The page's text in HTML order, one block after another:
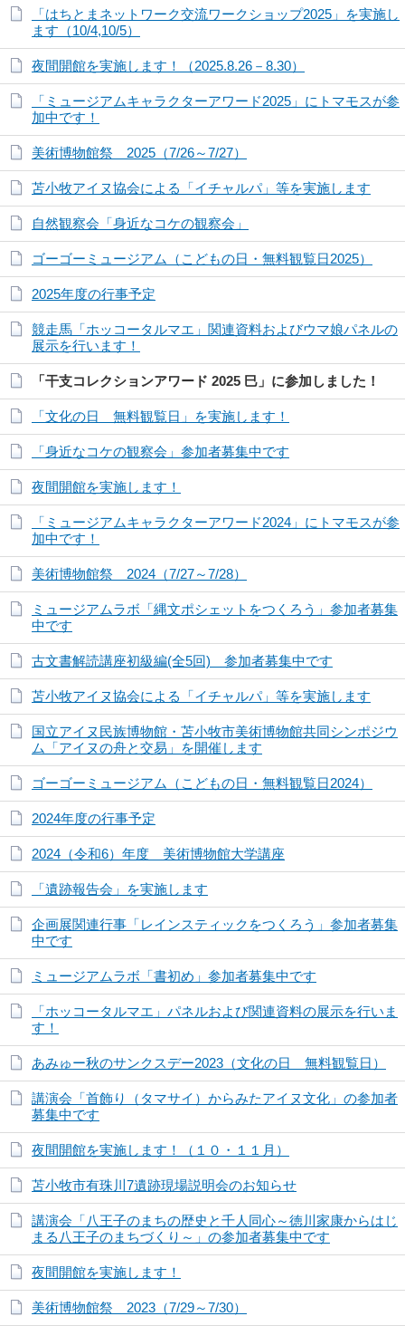
「はちとまネットワーク交流ワークショップ2025」を実施し
ます（10/4,10/5）
夜間開館を実施します！（2025.8.26－8.30）
「ミュージアムキャラクターアワード2025」にトマモスが参
加中です！
美術博物館祭 2025（7/26～7/27）
苫小牧アイヌ協会による「イチャルパ」等を実施します
自然観察会「身近なコケの観察会」
ゴーゴーミュージアム（こどもの日・無料観覧日2025）
2025年度の行事予定
競走馬「ホッコータルマエ」関連資料およびウマ娘パネルの
展示を行います！
「干支コレクションアワード 2025 巳」に参加しました！
「文化の日 無料観覧日」を実施します！
「身近なコケの観察会」参加者募集中です
夜間開館を実施します！
「ミュージアムキャラクターアワード2024」にトマモスが参
加中です！
美術博物館祭 2024（7/27～7/28）
ミュージアムラボ「縄文ポシェットをつくろう」参加者募集
中です
古文書解読講座初級編(全5回) 参加者募集中です
苫小牧アイヌ協会による「イチャルパ」等を実施します
国立アイヌ民族博物館・苫小牧市美術博物館共同シンポジウ
ム「アイヌの舟と交易」を開催します
ゴーゴーミュージアム（こどもの日・無料観覧日2024）
2024年度の行事予定
2024（令和6）年度 美術博物館大学講座
「遺跡報告会」を実施します
企画展関連行事「レインスティックをつくろう」参加者募集
中です
ミュージアムラボ「書初め」参加者募集中です
「ホッコータルマエ」パネルおよび関連資料の展示を行いま
す！
あみゅー秋のサンクスデー2023（文化の日 無料観覧日）
講演会「首飾り（タマサイ）からみたアイヌ文化」の参加者
募集中です
夜間開館を実施します！（１０・１１月）
苫小牧市有珠川7遺跡現場説明会のお知らせ
講演会「八王子のまちの歴史と千人同心～徳川家康からはじ
まる八王子のまちづくり～」の参加者募集中です
夜間開館を実施します！
美術博物館祭 2023（7/29～7/30）